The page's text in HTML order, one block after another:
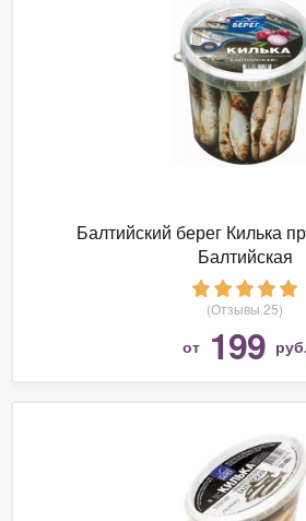
Балтийский берег Килька
Балтийская
(Отзывы 25)
от 199 руб.